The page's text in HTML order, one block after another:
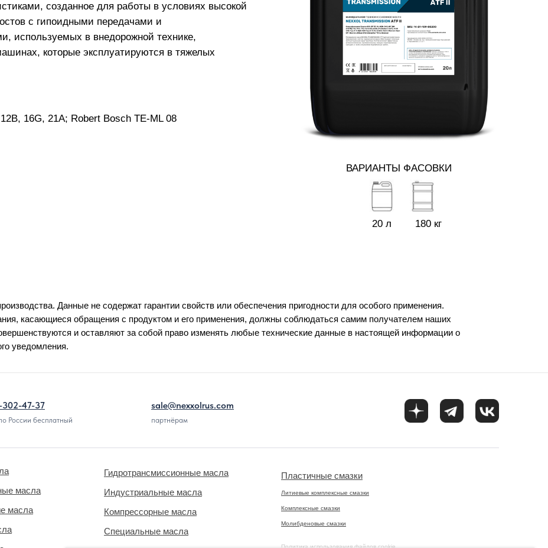
ВАРИАНТЫ ФАСОВКИ
180 кг
20 л
созданное для работы в условиях высокой
с гипоидными передачами и
в внедорожной технике,
которые эксплуатируются в тяжелых
16G, 21A; Robert Bosch TE-ML 08
Данные не содержат гарантии свойств или обеспечения пригодности для особого применения.
касающиеся обращения с продуктом и его применения, должны соблюдаться самим получателем наших
и оставляют за собой право изменять любые технические данные в настоящей информации о
уведомления.
партнёрам
47-37
России бесплатный
sale@nexxolrus.com
Политика использования файлов cookie
масла
масла
Гидротрансмиссионные масла
Индустриальные масла
Компрессорные масла
Пластичные смазки
Специальные масла
Литиевые комплексные смазки
Комплексные смазки
Молибденовые смазки